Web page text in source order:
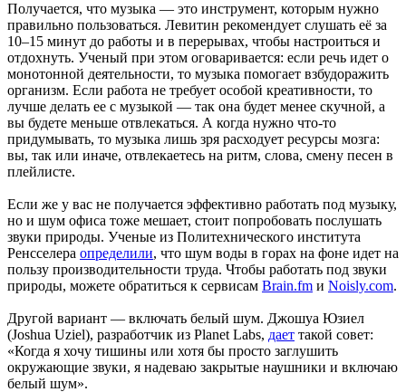
Получается, что музыка — это инструмент, которым нужно
правильно пользоваться. Левитин рекомендует слушать её за
10–15 минут до работы и в перерывах, чтобы настроиться и
отдохнуть. Ученый при этом оговаривается: если речь идет о
монотонной деятельности, то музыка помогает взбудоражить
организм. Если работа не требует особой креативности, то
лучше делать ее с музыкой — так она будет менее скучной, а
вы будете меньше отвлекаться. А когда нужно что-то
придумывать, то музыка лишь зря расходует ресурсы мозга:
вы, так или иначе, отвлекаетесь на ритм, слова, смену песен в
плейлисте.
Если же у вас не получается эффективно работать под музыку,
но и шум офиса тоже мешает, стоит попробовать послушать
звуки природы. Ученые из Политехнического института
Ренсселера определили, что шум воды в горах на фоне идет на
пользу производительности труда. Чтобы работать под звуки
природы, можете обратиться к сервисам Brain.fm и Noisly.com.
Другой вариант — включать белый шум. Джошуа Юзиел
(Joshua Uziel), разработчик из Planet Labs, дает такой совет:
«Когда я хочу тишины или хотя бы просто заглушить
окружающие звуки, я надеваю закрытые наушники и включаю
белый шум».